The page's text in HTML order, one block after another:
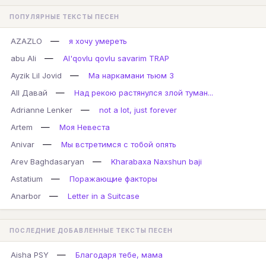
ПОПУЛЯРНЫЕ ТЕКСТЫ ПЕСЕН
AZAZLO —
я хочу умереть
abu Ali
—
Al'qovlu qovlu savarim TRAP
Ayzik Lil Jovid
—
Ма наркамани тьюм 3
All Давай
—
Над рекою растянулся злой туман...
Adrianne Lenker
—
not a lot, just forever
Artem
—
Моя Невеста
Anivar
—
Мы встретимся с тобой опять
Arev Baghdasaryan
—
Kharabaxa Naxshun baji
Astatium
—
Поражающие факторы
Anarbor
— Letter in a Suitcase
ПОСЛЕДНИЕ ДОБАВЛЕННЫЕ ТЕКСТЫ ПЕСЕН
Aisha PSY — Благодаря тебе, мама